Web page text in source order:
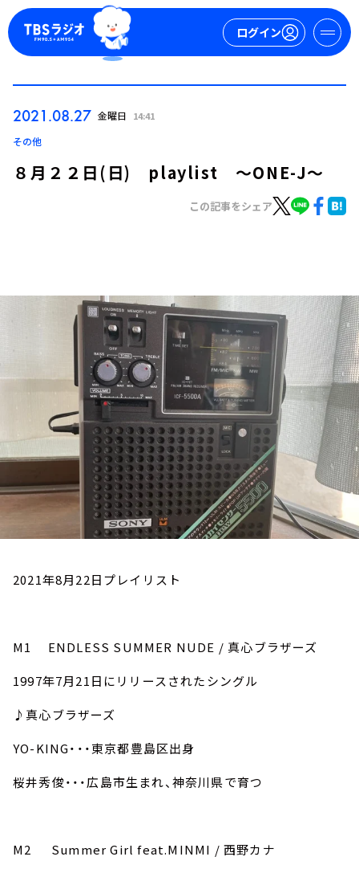
ログイン
今日の番組表
週間番組表
トピックス
TBS Podcast
お知らせ
イベント・グッズ
YouTube
会社情報
2021.08.27 金曜日 14:41
その他
８月２２日(日) playlist ～ONE-J～
この記事をシェア
2021年8月22日プレイリスト
M1 ENDLESS SUMMER NUDE / 真心ブラザーズ
1997年7月21日にリリースされたシングル
♪真心ブラザーズ
YO-KING・・・東京都豊島区出身
桜井秀俊・・・広島市生まれ、神奈川県で育つ
M2 Summer Girl feat.MINMI / 西野カナ